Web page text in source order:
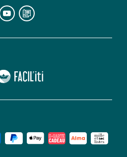
Faciliti
lien vers l'espace réseaux sociaux lien vers le blog la redoute